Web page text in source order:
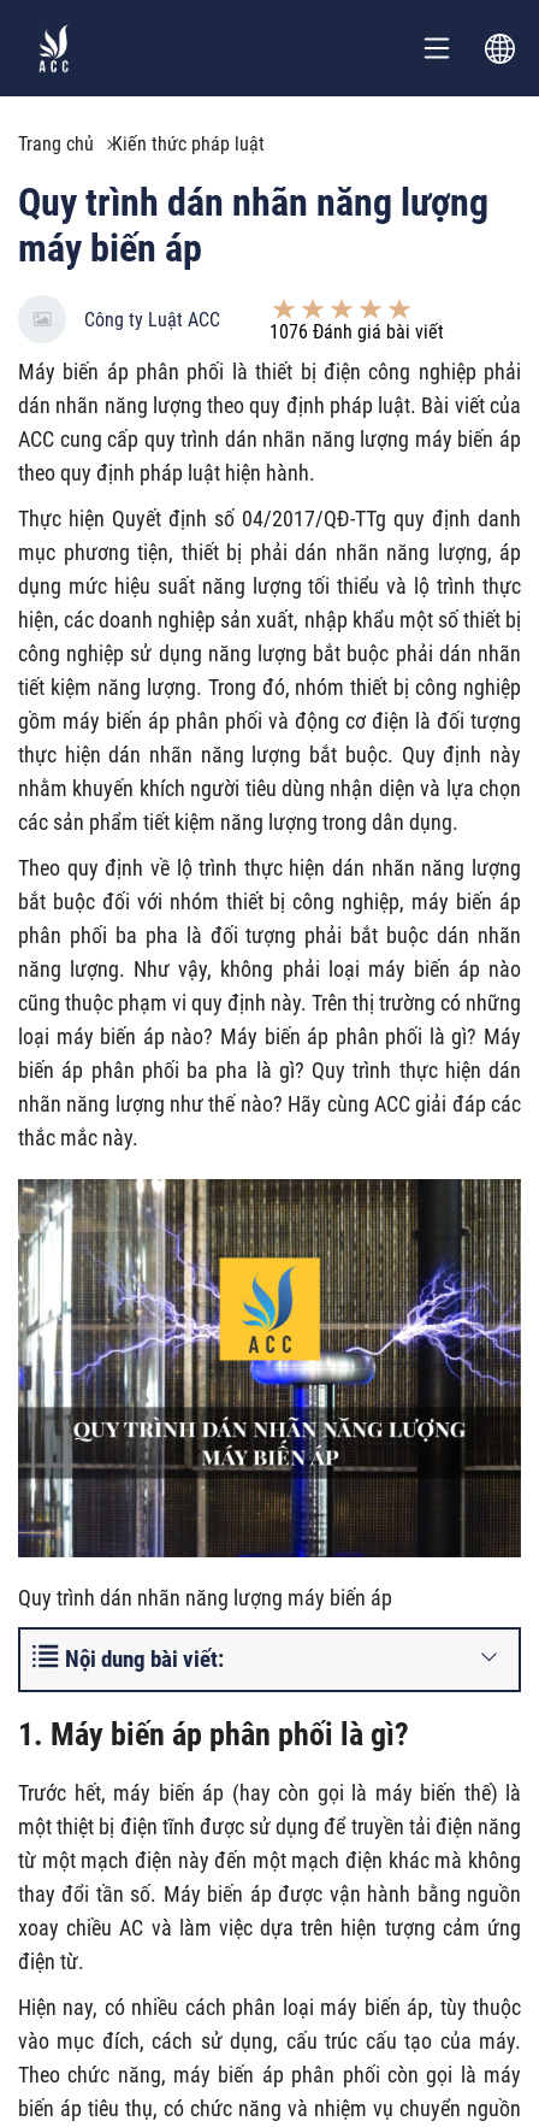
Trang chủ Kiến thức pháp luật
Quy trình dán nhãn năng lượng
máy biến áp
Công ty Luật ACC
1076 Đánh giá bài viết
Máy biến áp phân phối là thiết bị điện công nghiệp phải
dán nhãn năng lượng theo quy định pháp luật. Bài viết của
ACC cung cấp quy trình dán nhãn năng lượng máy biến áp
theo quy định pháp luật hiện hành.
Thực hiện Quyết định số 04/2017/QĐ-TTg quy định danh
mục phương tiện, thiết bị phải dán nhãn năng lượng, áp
dụng mức hiệu suất năng lượng tối thiểu và lộ trình thực
hiện, các doanh nghiệp sản xuất, nhập khẩu một số thiết bị
công nghiệp sử dụng năng lượng bắt buộc phải dán nhãn
tiết kiệm năng lượng. Trong đó, nhóm thiết bị công nghiệp
gồm máy biến áp phân phối và động cơ điện là đối tượng
thực hiện dán nhãn năng lượng bắt buộc. Quy định này
nhằm khuyến khích người tiêu dùng nhận diện và lựa chọn
các sản phẩm tiết kiệm năng lượng trong dân dụng.
Theo quy định về lộ trình thực hiện dán nhãn năng lượng
bắt buộc đối với nhóm thiết bị công nghiệp, máy biến áp
phân phối ba pha là đối tượng phải bắt buộc dán nhãn
năng lượng. Như vậy, không phải loại máy biến áp nào
cũng thuộc phạm vi quy định này. Trên thị trường có những
loại máy biến áp nào? Máy biến áp phân phối là gì? Máy
biến áp phân phối ba pha là gì? Quy trình thực hiện dán
nhãn năng lượng như thế nào? Hãy cùng ACC giải đáp các
thắc mắc này.
Quy trình dán nhãn năng lượng máy biến áp
Nội dung bài viết:
1. Máy biến áp phân phối là gì?
Trước hết, máy biến áp (hay còn gọi là máy biến thế) là
một thiệt bị điện tĩnh được sử dụng để truyền tải điện năng
từ một mạch điện này đến một mạch điện khác mà không
thay đổi tần số. Máy biến áp được vận hành bằng nguồn
xoay chiều AC và làm việc dựa trên hiện tượng cảm ứng
điện từ.
Hiện nay, có nhiều cách phân loại máy biến áp, tùy thuộc
vào mục đích, cách sử dụng, cấu trúc cấu tạo của máy.
Theo chức năng, máy biến áp phân phối còn gọi là máy
biến áp tiêu thụ, có chức năng và nhiệm vụ chuyển nguồn